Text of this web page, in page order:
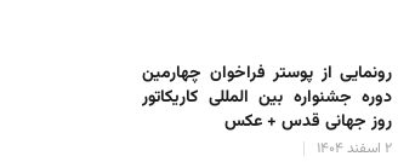
رونمایی از پوستر فراخوان چهارمین
دوره جشنواره بین المللی کاریکاتور
روز جهانی قدس + عکس
۲ اسفند ۱۴۰۴